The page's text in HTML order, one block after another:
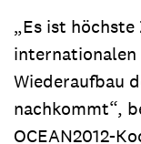
„Es ist
Wiederaufbau
nachkommt“,
OCEAN2012-